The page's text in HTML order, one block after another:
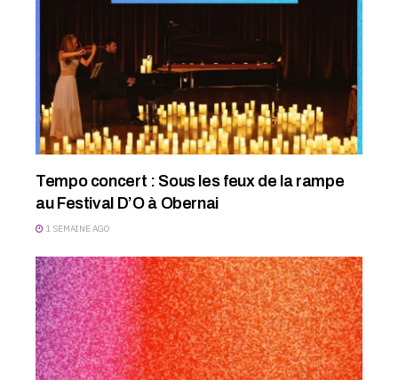
Tempo concert : Sous les feux de la rampe
au Festival D’O à Obernai
1 SEMAINE AGO